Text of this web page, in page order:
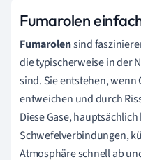
Fumarolen
Fumarolensind
die typischerweise in der
sind. Sie entstehen, wenn
entweichen und durch
Diese Gase,
Schwefelverbindungen,
Atmosphäre schnell ab